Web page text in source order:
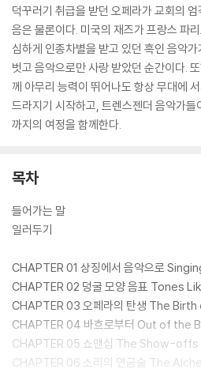
덕꾸러기 취급을 받던 오페라가 교회의
음은 물론이다. 미국의 재즈가 프랑스 파
심하게 인종차별을 받고 있던 흑인 음악
벗고 음악으로만 사랑 받았던 순간이다.
께 아무리 능력이 뛰어나도 항상 무대에
드라지기 시작하고, 트렌스젠더 음악가들
까지의 여정을 함께한다.
목차
들어가는 말
일러두기
CHAPTER 01 상징에서 음악으로
CHAPTER 02 덩굴 모양 음표 Tones
CHAPTER 03 오페라의 탄생 The
CHAPTER 04 바흐로부터 Out of the
CHAPTER 05 쇼맨십 The Show-offs
CHAPTER 06 소리의 연금술 The